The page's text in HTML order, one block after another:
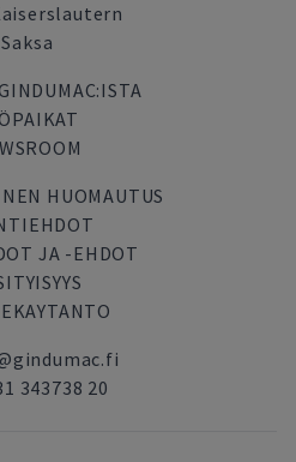
Saksa
HUOMAUTUS
JA -EHDOT
343738 20